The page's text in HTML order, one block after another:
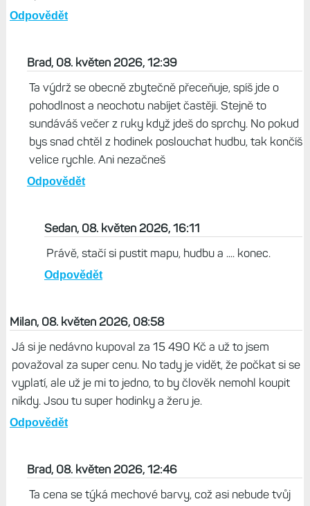
Odpovědět
Brad, 08. květen 2026, 12:39
Ta výdrž se obecně zbytečně přeceňuje, spíš jde o
pohodlnost a neochotu nabíjet častěji. Stejně to
sundáváš večer z ruky když jdeš do sprchy. No pokud
bys snad chtěl z hodinek poslouchat hudbu, tak končíš
velice rychle. Ani nezačneš
Odpovědět
Sedan, 08. květen 2026, 16:11
Právě, stačí si pustit mapu, hudbu a .... konec.
Odpovědět
Milan, 08. květen 2026, 08:58
Já si je nedávno kupoval za 15 490 Kč a už to jsem
považoval za super cenu. No tady je vidět, že počkat si se
vyplatí, ale už je mi to jedno, to by člověk nemohl koupit
nikdy. Jsou tu super hodinky a žeru je.
Odpovědět
Brad, 08. květen 2026, 12:46
Ta cena se týká mechové barvy, což asi nebude tvůj